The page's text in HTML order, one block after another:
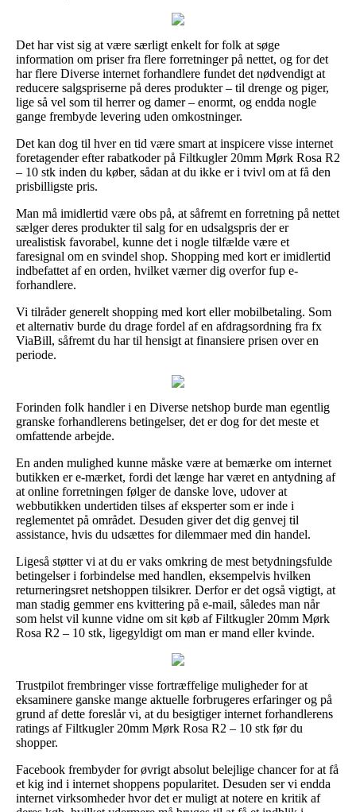
Det har vist sig at være særligt enkelt for folk at søge
information om priser fra flere forretninger på nettet, og for det
har flere Diverse internet forhandlere fundet det nødvendigt at
reducere salgspriserne på deres produkter – til drenge og piger,
lige så vel som til herrer og damer – enormt, og endda nogle
gange frembyde levering uden omkostninger.
Det kan dog til hver en tid være smart at inspicere visse internet
foretagender efter rabatkoder på Filtkugler 20mm Mørk Rosa R2
– 10 stk inden du køber, sådan at du ikke er i tvivl om at få den
prisbilligste pris.
Man må imidlertid være obs på, at såfremt en forretning på nettet
sælger deres produkter til salg for en udsalgspris der er
urealistisk favorabel, kunne det i nogle tilfælde være et
faresignal om en svindel shop. Shopping med kort er imidlertid
indbefattet af en orden, hvilket værner dig overfor fup e-
forhandlere.
Vi tilråder generelt shopping med kort eller mobilbetaling. Som
et alternativ burde du drage fordel af en afdragsordning fra fx
ViaBill, såfremt du har til hensigt at finansiere prisen over en
periode.
Forinden folk handler i en Diverse netshop burde man egentlig
granske forhandlerens betingelser, det er dog for det meste et
omfattende arbejde.
En anden mulighed kunne måske være at bemærke om internet
butikken er e-mærket, fordi det længe har været en antydning af
at online forretningen følger de danske love, udover at
webbutikken undertiden tilses af eksperter som er inde i
reglementet på området. Desuden giver det dig genvej til
assistance, hvis du udsættes for dilemmaer med din handel.
Ligeså støtter vi at du er vaks omkring de mest betydningsfulde
betingelser i forbindelse med handlen, eksempelvis hvilken
returneringsret netshoppen tilsikrer. Derfor er det også vigtigt, at
man stadig gemmer ens kvittering på e-mail, således man når
som helst vil kunne vidne om sit køb af Filtkugler 20mm Mørk
Rosa R2 – 10 stk, ligegyldigt om man er mand eller kvinde.
Trustpilot frembringer visse fortræffelige muligheder for at
eksaminere ganske mange aktuelle forbrugeres erfaringer og på
grund af dette foreslår vi, at du besigtiger internet forhandlerens
ratings af Filtkugler 20mm Mørk Rosa R2 – 10 stk før du
shopper.
Facebook frembyder for øvrigt absolut belejlige chancer for at få
et kig ind i internet shoppens popularitet. Desuden ser vi endda
internet virksomheder hvor det er muligt at notere en kritik af